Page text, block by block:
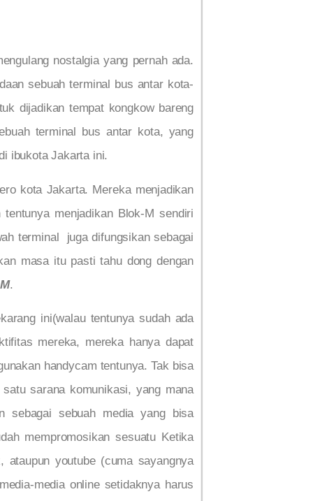
nostalgia yang pernah ada.
sebuah terminal bus antar kota-
dijadikan tempat kongkow bareng
terminal bus antar kota, yang
ibukota Jakarta ini.
kota Jakarta. Mereka menjadikan
menjadikan Blok-M sendiri
terminal juga difungsikan sebagai
masa itu pasti tahu dong dengan
.
ini(walau tentunya sudah ada
mereka, mereka hanya dapat
handycam tentunya. Tak bisa
sarana komunikasi, yang mana
sebagai sebuah media yang bisa
mempromosikan sesuatu Ketika
youtube (cuma sayangnya
media online setidaknya harus